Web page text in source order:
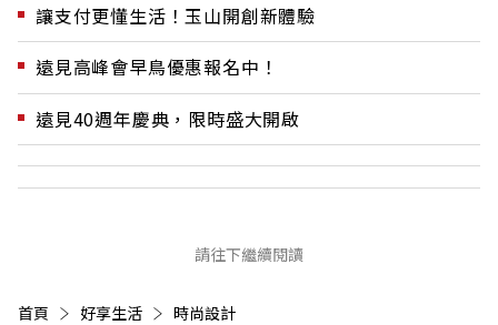
讓支付更懂生活！玉山開創新體驗
遠見高峰會早鳥優惠報名中！
遠見40週年慶典，限時盛大開啟
請往下繼續閱讀
首頁 好享生活 時尚設計